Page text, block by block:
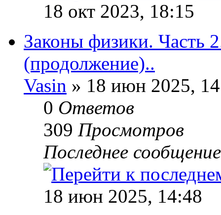
18 окт 2023, 18:15
Законы физики. Часть
(продолжение)..
Vasin » 18 июн 2025,
0 Ответов
309 Просмотров
Последнее
18 июн 2025, 14:48